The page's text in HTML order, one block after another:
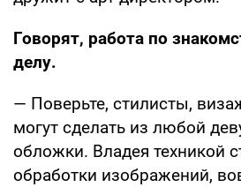
Говорят, работа по
делу.
— Поверьте, стилисты,
могут сделать из любой
обложки. Владея техникой
обработки изображений,